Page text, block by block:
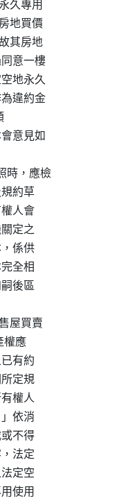
久專用
地買價
其房地
同意一樓
地永久
為違約金
意見如
時，應檢
規約草
權人會
定之
，係供
全相
後區
屋買賣
權應
已有約
所定規
權人
」依消
或不得
，法定
法定空
使用